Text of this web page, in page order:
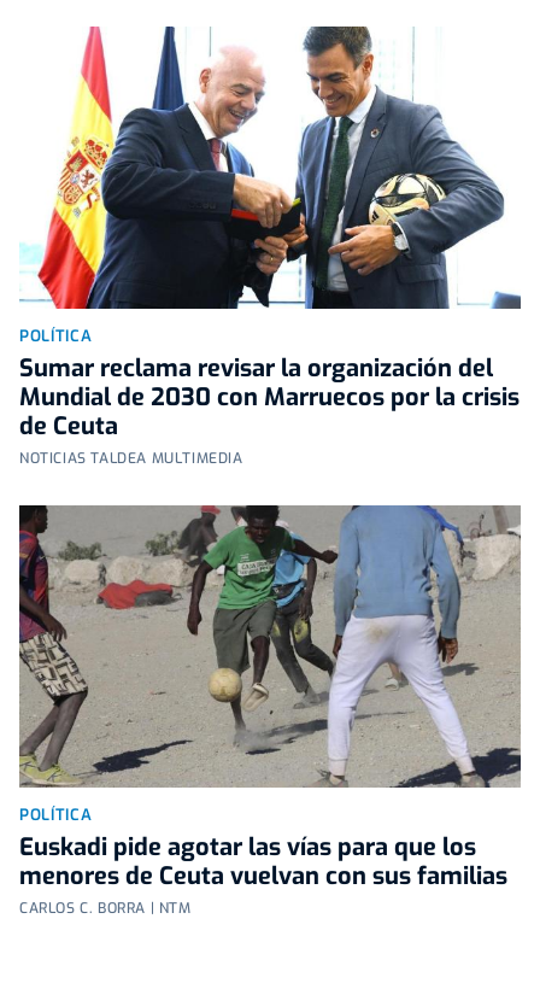
POLÍTICA
Sumar reclama revisar la organización del
Mundial de 2030 con Marruecos por la crisis
de Ceuta
NOTICIAS TALDEA MULTIMEDIA
POLÍTICA
Euskadi pide agotar las vías para que los
menores de Ceuta vuelvan con sus familias
CARLOS C. BORRA | NTM